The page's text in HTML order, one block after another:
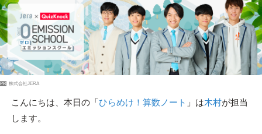
PR 株式会社JERA
こんにちは、本日の「ひらめけ！算数ノート 」は木村が担当
します。